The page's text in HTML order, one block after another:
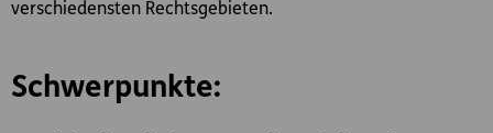
verschiedensten Rechtsgebieten.
Schwerpunkte: